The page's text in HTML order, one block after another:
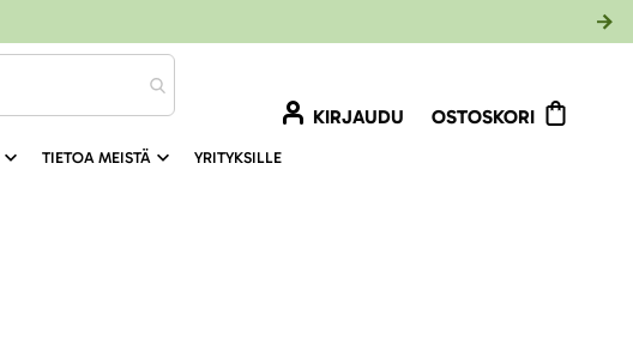
KIRJAUDU
OSTOSKORI
TIETOA MEISTÄ YRITYKSILLE